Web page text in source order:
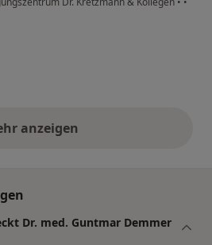
anzeigen
obige Stellungnahmen
Dr. med. Guntmar Demmer